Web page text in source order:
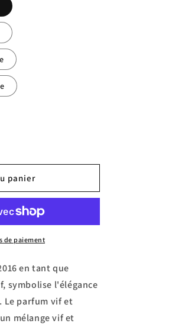
panier
de paiement
en tant que
symbolise l'élégance
Le parfum vif et
mélange vif et